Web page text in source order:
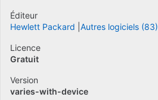
Éditeur
Hewlett Packard Autres logiciels (83)
Licence
Gratuit
Version
varies-with-device